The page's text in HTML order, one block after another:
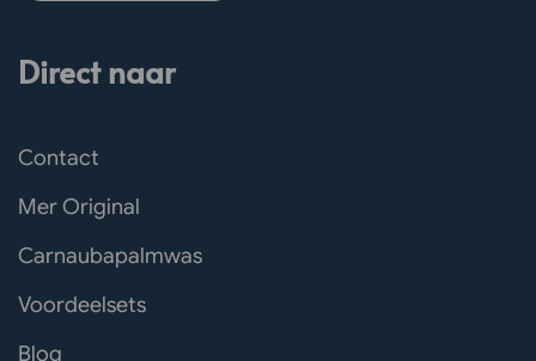
Direct naar
Contact
Mer Original
Carnaubapalmwas
Voordeelsets
Blog